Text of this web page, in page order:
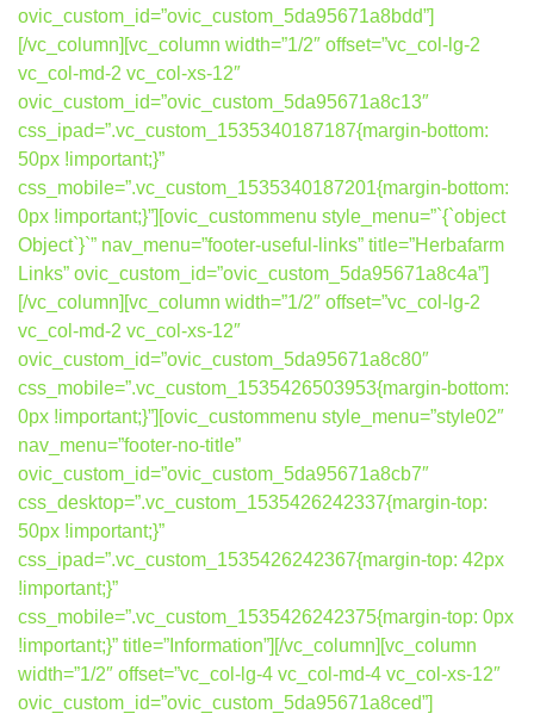
ovic_custom_id=”ovic_custom_5da95671a8bdd”]
[/vc_column][vc_column width=”1/2″ offset=”vc_col-lg-2
vc_col-md-2 vc_col-xs-12″
ovic_custom_id=”ovic_custom_5da95671a8c13″
css_ipad=”.vc_custom_1535340187187{margin-bottom:
50px !important;}”
css_mobile=”.vc_custom_1535340187201{margin-bottom:
0px !important;}”][ovic_custommenu style_menu=”`{`object
Object`}`” nav_menu=”footer-useful-links” title=”Herbafarm
Links” ovic_custom_id=”ovic_custom_5da95671a8c4a”]
[/vc_column][vc_column width=”1/2″ offset=”vc_col-lg-2
vc_col-md-2 vc_col-xs-12″
ovic_custom_id=”ovic_custom_5da95671a8c80″
css_mobile=”.vc_custom_1535426503953{margin-bottom:
0px !important;}”][ovic_custommenu style_menu=”style02″
nav_menu=”footer-no-title”
ovic_custom_id=”ovic_custom_5da95671a8cb7″
css_desktop=”.vc_custom_1535426242337{margin-top:
50px !important;}”
css_ipad=”.vc_custom_1535426242367{margin-top: 42px
!important;}”
css_mobile=”.vc_custom_1535426242375{margin-top: 0px
!important;}” title=”Information”][/vc_column][vc_column
width=”1/2″ offset=”vc_col-lg-4 vc_col-md-4 vc_col-xs-12″
ovic_custom_id=”ovic_custom_5da95671a8ced”]